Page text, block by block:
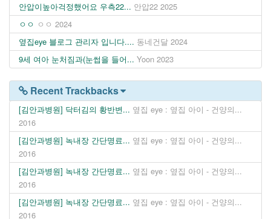
안압이높아걱정했어요 우측22... 안압22 2025
ㅇㅇ ㅇㅇ 2024
옆집eye 블로그 관리자 입니다.... 동네건달 2024
9세 여아 눈처짐과(눈썹을 들어... Yoon 2023
Recent Trackbacks
[김안과병원] 닥터김의 황반변... 옆집 eye : 옆집 아이 - 건양의...
2016
[김안과병원] 녹내장 간단명료... 옆집 eye : 옆집 아이 - 건양의...
2016
[김안과병원] 녹내장 간단명료... 옆집 eye : 옆집 아이 - 건양의...
2016
[김안과병원] 녹내장 간단명료... 옆집 eye : 옆집 아이 - 건양의...
2016